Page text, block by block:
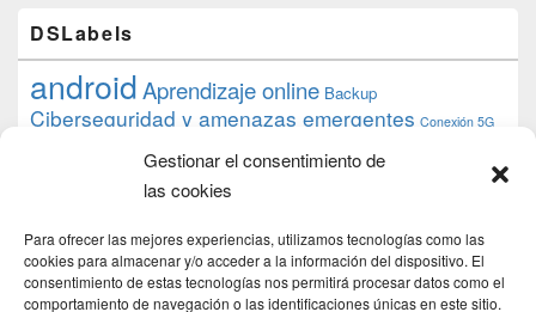
Gestionar el consentimiento de
las cookies
Para ofrecer las mejores experiencias, utilizamos tecnologías como las
cookies para almacenar y/o acceder a la información del dispositivo. El
consentimiento de estas tecnologías nos permitirá procesar datos como el
comportamiento de navegación o las identificaciones únicas en este sitio.
DSLabels
androidAprendizaje online Backup
Ciberseguridad y amenazas emergentes Conexión 5G
datos debian desarrollo web
Formación Google
iphone
proyecto PS4 python Raspberryraspberrypi
raspbian review Servidor Web Sostenibilidad